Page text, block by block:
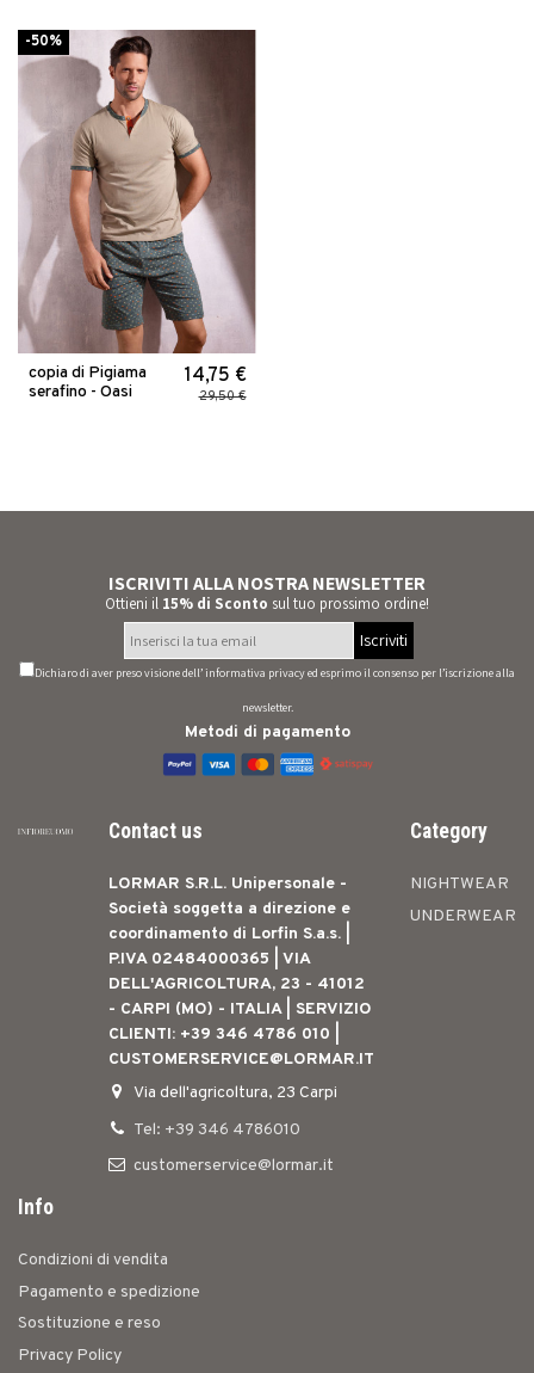
-50%
copia di Pigiama
serafino - Oasi
14,75 €
29,50 €
ISCRIVITI ALLA NOSTRA NEWSLETTER
Ottieni il 15% di Sconto sul tuo prossimo ordine!
Iscriviti
Dichiaro di aver preso visione dell’informativa privacyed esprimo il consenso per l’iscrizione alla
newsletter.
Metodi di pagamento
Contact us
LORMAR S.R.L. Unipersonale -
Società soggetta a direzione e
coordinamento di Lorfin S.a.s. |
P.IVA 02484000365 | VIA
DELL'AGRICOLTURA, 23 - 41012
- CARPI (MO) - ITALIA | SERVIZIO
CLIENTI: +39 346 4786 010 |
CUSTOMERSERVICE@LORMAR.IT
Via dell'agricoltura, 23 Carpi
Tel: +39 346 4786010
customerservice@lormar.it
Category
NIGHTWEAR
UNDERWEAR
Info
Condizioni di vendita
Pagamento e spedizione
Sostituzione e reso
Privacy Policy